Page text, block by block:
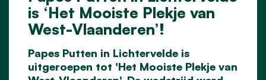
is ‘Het Mooiste Plekje van
West-Vlaanderen’!
Papes Putten in Lichtervelde is
uitgeroepen tot 'Het Mooiste Plekje van